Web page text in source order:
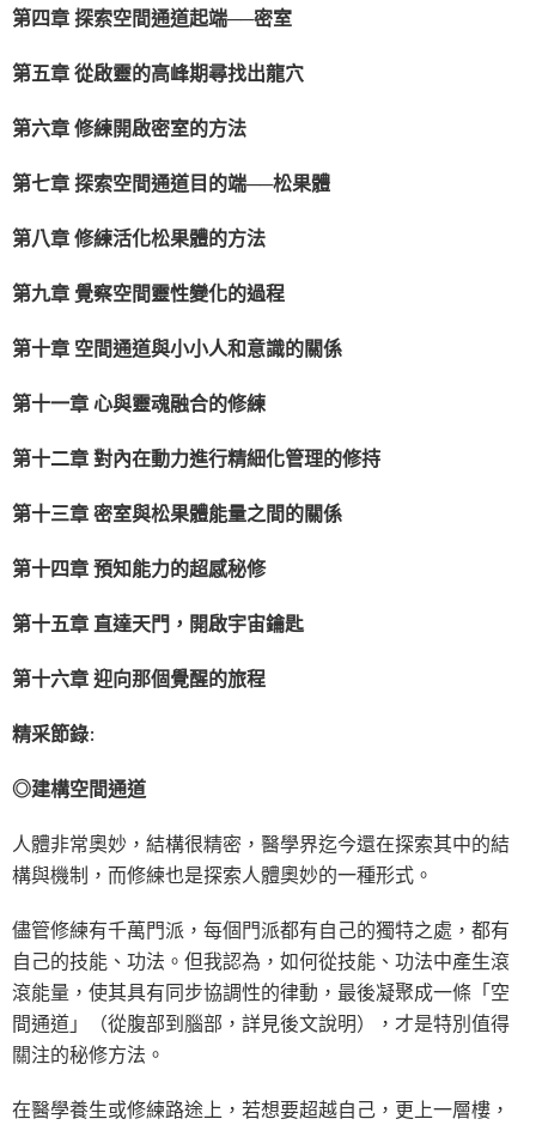
第四章探索空間通道起端──密室
第五章從啟靈的高峰期尋找出龍穴
第六章修練開啟密室的方法
第七章探索空間通道目的端──松果體
第八章修練活化松果體的方法
第九章 覺察空間靈性變化的過程
第十章 空間通道與小小人和意識的關係
第十一章心與靈魂融合的修練
第十二章對內在動力進行精細化管理的修持
第十三章密室與松果體能量之間的關係
第十四章預知能力的超感秘修
第十五章直達天門，開啟宇宙鑰匙
第十六章 迎向那個覺醒的旅程
精采節錄:
◎建構空間通道
人體非常奧妙，結構很精密，醫學界迄今還在探索其中的結
構與機制，而修練也是探索人體奧妙的一種形式。
儘管修練有千萬門派，每個門派都有自己的獨特之處，都有
自己的技能、功法。但我認為，如何從技能、功法中產生滾
滾能量，使其具有同步協調性的律動，最後凝聚成一條「空
間通道」（從腹部到腦部，詳見後文說明），才是特別值得
關注的秘修方法。
在醫學養生或修練路途上，若想要超越自己，更上一層樓，